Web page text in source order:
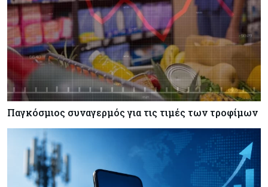
υπογράφουν συμφωνία για αμοιβαία άμυνα
Εμπορεύματα 07-08-2026
Πετρέλαιο: Πιάνει και πάλι τα 83 δολάρια το
Brent μετά το σχέδιο του Ιράν για τα Στενά του
Ορμούζ
Κόσμος 07-08-2026
Ευρωπαϊκή αυτοκινητοβιομηχανία: Αναζητά
σωσίβιο στην Κίνα
Κύπρος 07-08-2026
Παγκόσμιος συναγερμός για τις τιμές των τροφίμων